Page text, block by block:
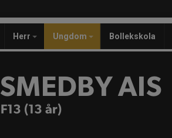
Herr Ungdom Bollekskola
SMEDBY AIS
F13 (13 år)